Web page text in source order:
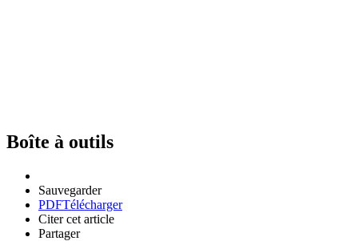
Boîte à outils
Sauvegarder
PDFTélécharger
Citer cet article
Partager